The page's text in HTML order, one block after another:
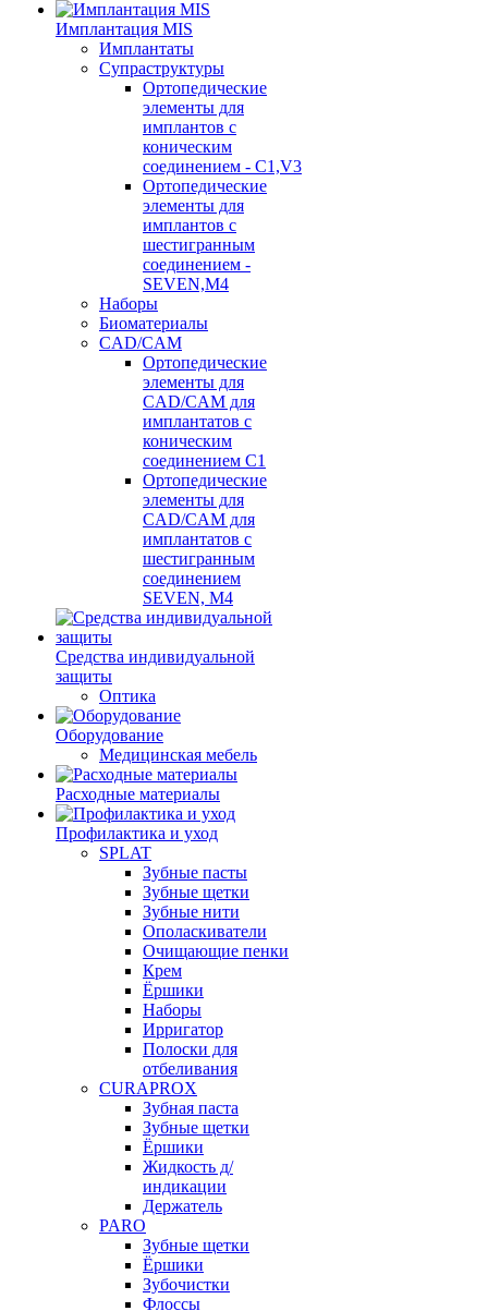
Имплантация MIS
Имплантаты
Супраструктуры
Ортопедические
элементы для
имплантов с
коническим
соединением - C1,V3
Ортопедические
элементы для
имплантов с
шестигранным
соединением -
SEVEN,M4
Наборы
Биоматериалы
CAD/CAM
Ортопедические
элементы для
CAD/CAM для
имплантатов с
коническим
соединением С1
Ортопедические
элементы для
CAD/CAM для
имплантатов с
шестигранным
соединением
SEVEN, М4
Средства индивидуальной
защиты
Оптика
Оборудование
Медицинская мебель
Расходные материалы
Профилактика и уход
SPLAT
Зубные пасты
Зубные щетки
Зубные нити
Ополаскиватели
Очищающие пенки
Крем
Ёршики
Наборы
Ирригатор
Полоски для
отбеливания
CURAPROX
Зубная паста
Зубные щетки
Ёршики
Жидкость д/
индикации
Держатель
PARO
Зубные щетки
Ёршики
Зубочистки
Флоссы